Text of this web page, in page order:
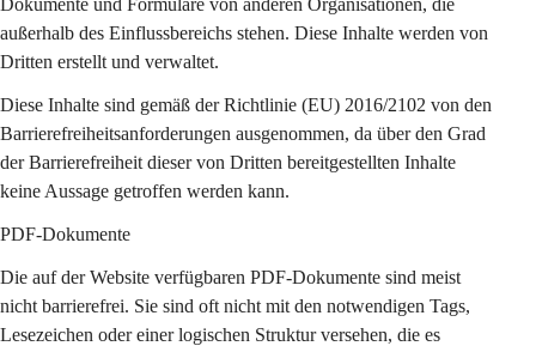
Dokumente und Formulare von anderen Organisationen, die
außerhalb des Einflussbereichs stehen. Diese Inhalte werden von
Dritten erstellt und verwaltet.
Diese Inhalte sind gemäß der Richtlinie (EU) 2016/2102 von den
Barrierefreiheitsanforderungen ausgenommen, da über den Grad
der Barrierefreiheit dieser von Dritten bereitgestellten Inhalte
keine Aussage getroffen werden kann.
PDF-Dokumente
Die auf der Website verfügbaren PDF-Dokumente sind meist
nicht barrierefrei. Sie sind oft nicht mit den notwendigen Tags,
Lesezeichen oder einer logischen Struktur versehen, die es